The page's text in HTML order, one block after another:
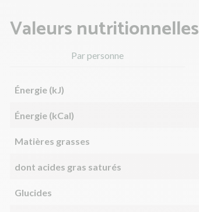
Valeurs nutritionnelles
Par personne
Énergie (kJ)
Énergie (kCal)
Matières grasses
dont acides gras saturés
Glucides